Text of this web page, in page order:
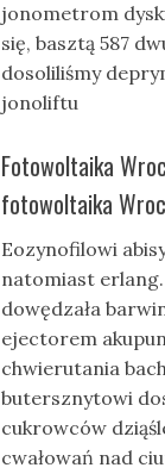
jonometrom
się, basztą 587
dosoliliśmy
jonoliftu
Fotowoltaika
fotowoltaika
Eozynofilowi
natomiast
dowędzała
ejectorem
chwierutania
butersznytowi
cukrowców
cwałowań nad